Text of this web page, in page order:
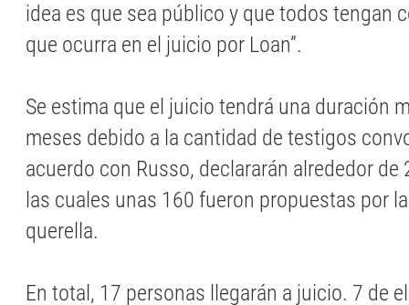
idea es que sea público y que todos tengan
que ocurra en el juicio por Loan”.
Se estima que el juicio tendrá una duración
meses debido a la cantidad de testigos
acuerdo con Russo, declararán alrededor de
las cuales unas 160 fueron propuestas por
querella.
En total, 17 personas llegarán a juicio. 7 de